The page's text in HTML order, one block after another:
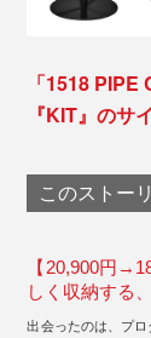
「1518
『KIT』のサ
このストー
【20,900円
しく収納する
出会ったのは、プ